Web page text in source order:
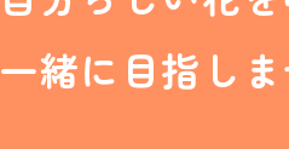
一緒に目指し